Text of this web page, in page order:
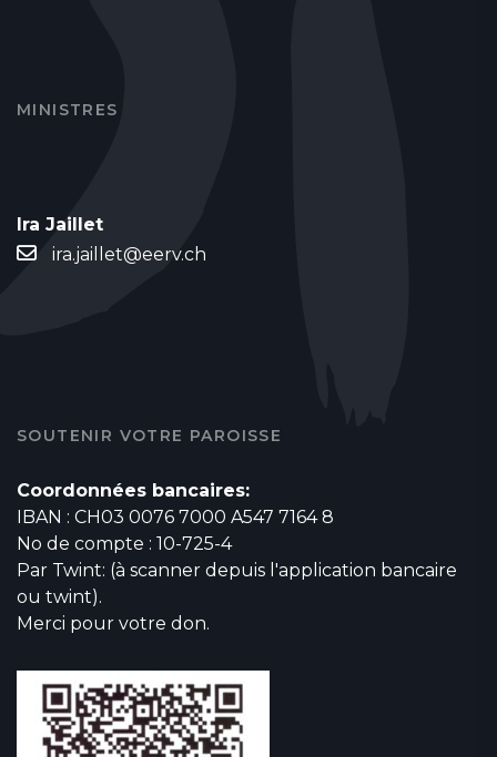
MINISTRES
Ira Jaillet
ira.jaillet@eerv.ch
SOUTENIR VOTRE PAROISSE
Coordonnées bancaires:
IBAN : CH03 0076 7000 A547 7164 8
No de compte : 10-725-4
Par Twint: (à scanner depuis l'application bancaire
ou twint).
Merci pour votre don.